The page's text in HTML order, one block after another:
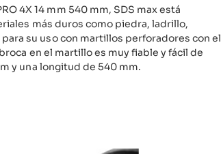
4X 14 mm 540 mm, SDS max está
más duros como piedra, ladrillo,
su uso con martillos perforadores con el
en el martillo es muy fiable y fácil de
y una longitud de 540 mm.